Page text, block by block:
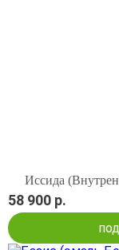
Иссида
58 900 р.